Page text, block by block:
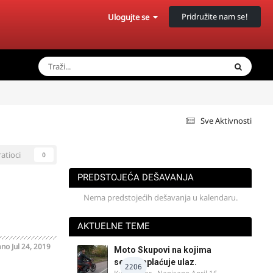
Ulogujte se Pridružite nam se!
Sve Aktivnosti
0
Jul 24, 2019
PREDSTOJEĆA DEŠAVANJA
Nema predstojećih dešavanja u kalendaru.
AKTUELNE TEME
2206
Moto Skupovi na kojima
se ne naplaćuje ulaz.